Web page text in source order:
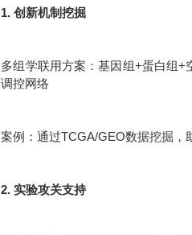
1. 创新机制挖掘
多组学联用方案：基因组+蛋白组+
调控网络
案例：通过TCGA/GEO数据挖掘，
2. 实验攻关支持